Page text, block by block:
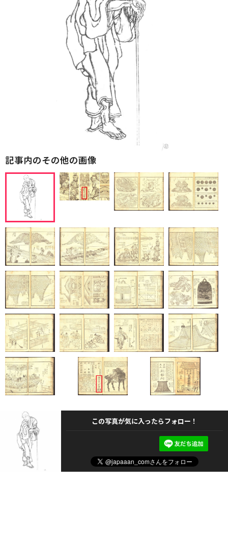
記事内のその他の画像
この写真が気に入ったらフォロー！